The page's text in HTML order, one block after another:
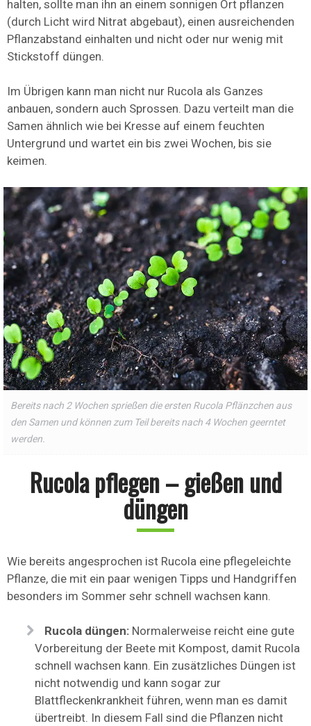
halten, sollte man ihn an einem sonnigen Ort pflanzen
(durch Licht wird Nitrat abgebaut), einen ausreichenden
Pflanzabstand einhalten und nicht oder nur wenig mit
Stickstoff düngen.
Im Übrigen kann man nicht nur Rucola als Ganzes
anbauen, sondern auch Sprossen. Dazu verteilt man die
Samen ähnlich wie bei Kresse auf einem feuchten
Untergrund und wartet ein bis zwei Wochen, bis sie
keimen.
Bereits nach 2 Wochen sprießen die ersten Rucola Pflänzchen aus
den Samen und können zum Teil bereits nach 4 Wochen geerntet
werden.
Rucola pflegen – gießen und
düngen
Wie bereits angesprochen ist Rucola eine pflegeleichte
Pflanze, die mit ein paar wenigen Tipps und Handgriffen
besonders im Sommer sehr schnell wachsen kann.
Rucola düngen: Normalerweise reicht eine gute
Vorbereitung der Beete mit Kompost, damit Rucola
schnell wachsen kann. Ein zusätzliches Düngen ist
nicht notwendig und kann sogar zur
Blattfleckenkrankheit führen, wenn man es damit
übertreibt. In diesem Fall sind die Pflanzen nicht